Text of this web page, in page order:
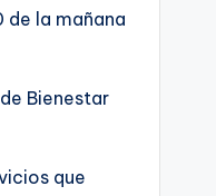
de la mañana
Bienestar
que